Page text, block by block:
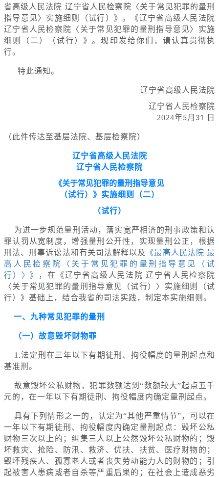
省高级人民法院 辽宁省人民检察院〈关于常见犯罪的量刑
指导意见〉实施细则（试行）》。《辽宁省高级人民法院
辽宁省人民检察院〈关于常见犯罪的量刑指导意见〉实施
细则（二）（试行）》。现印发给你们，请认真贯彻执
行。
特此通知。
辽宁省高级人民法院
辽宁省人民检察院
2024年5月 31 日
（此件传达至基层法院、基层检察院）
辽宁省高级人民法院
辽宁省人民检察院
《关于常见犯罪的量刑指导意见
（试行）》 实施细则（二）
（试行）
为进一步规范量刑活动，落实宽严相济的刑事政策和认
罪认罚从宽制度，增强量刑公开性，实现量刑公正，根据
刑法、刑事诉讼法和有关司法解释以及 《最高人民法院 最
高人民检察院〈关于常见犯罪的量刑指导意见（试
行）〉》
，在《辽宁省高级人民法院 辽宁省人民检察院
〈关于常见犯罪的量刑指导意见（试行）〉实施细则（试
行）》基础上，结合我省的司法实践，制定本实施细则。
一、九种常见犯罪的量刑
（一）故意毁坏财物罪
1.法定刑在三年以下有期徒刑、拘役幅度的量刑起点和
基准刑。
故意毁坏公私财物，犯罪数额达到“数额较大”起点五千
元的，在一年以下有期徒刑、拘役幅度内确定量刑起点。
具有下列情形之一的，认定为“其他严重情节”，可以在
一年以下有期徒刑、拘役幅度内确定量刑起点：毁坏公私
财物三次以上的；纠集三人以上公然毁坏公私财物的；毁
坏救灾、抢险、防汛、救济、优扶、扶贫、医疗财物的；
毁坏残疾人、孤寡老人或者丧失劳动能力人的财物的；引
起被害人患病或者自杀等严重后果的；在社会上造成恶劣